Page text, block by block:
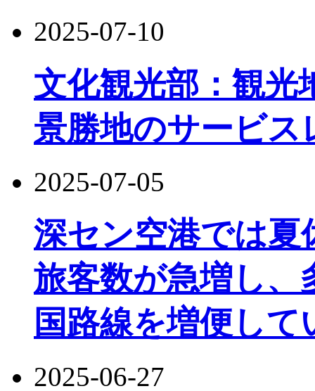
2025-07-10
文化観光部：観光
景勝地のサービ
2025-07-05
深セン空港では夏
旅客数が急増し、
国路線を増便して
2025-06-27